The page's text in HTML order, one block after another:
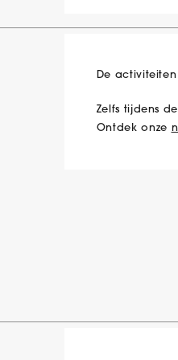
De
Zelfs tijdens
Ontdek onze